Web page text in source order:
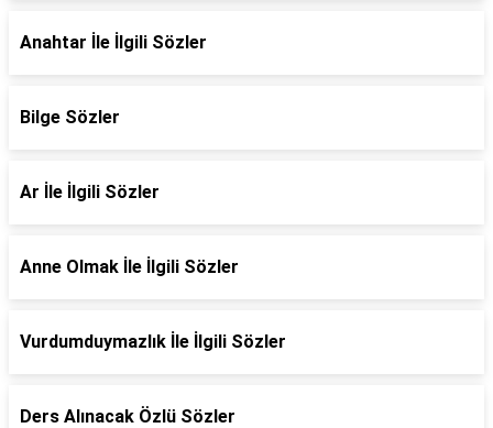
Anahtar İle İlgili Sözler
Bilge Sözler
Ar İle İlgili Sözler
Anne Olmak İle İlgili Sözler
Vurdumduymazlık İle İlgili Sözler
Ders Alınacak Özlü Sözler